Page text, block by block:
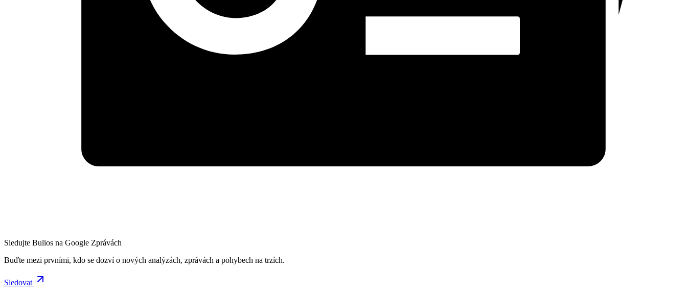
Sledujte Bulios na Google Zprávách
Buďte mezi prvními, kdo se dozví o nových analýzách, zprávách a pohybech na trzích.
Sledovat